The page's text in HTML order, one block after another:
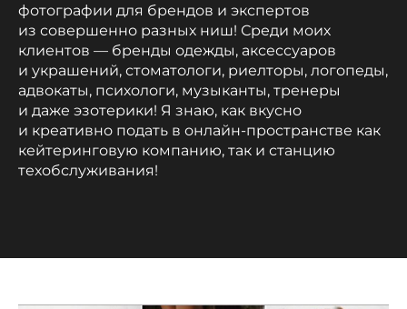
фотографии для брендов и экспертов
из совершенно разных ниш! Среди моих
клиентов — бренды одежды, аксессуаров
и украшений, стоматологи, риелторы, логопеды,
адвокаты, психологи, музыканты, тренеры
и даже эзотерики! Я знаю, как вкусно
и креативно подать в онлайн-пространстве как
кейтеринговую компанию, так и станцию
техобслуживания!